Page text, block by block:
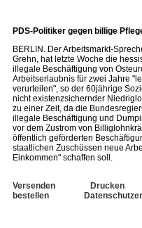
PDS-Politiker gegen billige
BERLIN. Der Arbeitsmarkt-
Grehn, hat letzte Woche die
illegale Beschäftigung von
Arbeitserlaubnis für zwei Jahre
verurteilen", so der 60jährige
nicht existenzsichernder
zu einer Zeit, da die
illegale Beschäftigung und
vor dem Zustrom von
öffentlich geförderten
staatlichen Zuschüssen neue
Einkommen" schaffen soll.
Versenden Drucken
bestellen